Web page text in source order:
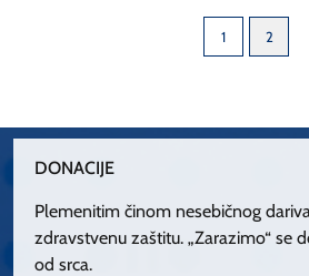
1 2
DONACIJE
Plemenitim činom nesebičnog
zdravstvenu zaštitu. „Zarazimo“ se
od srca.